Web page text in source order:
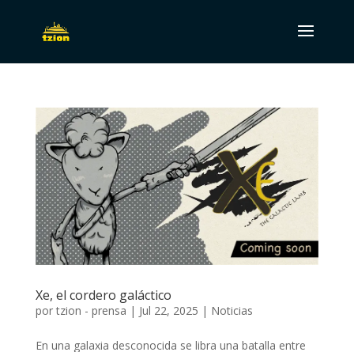
Xe, el cordero galáctico
portzion - prensa | Jul 22, 2025 | Noticias
En una galaxia desconocida se libra una batalla entre